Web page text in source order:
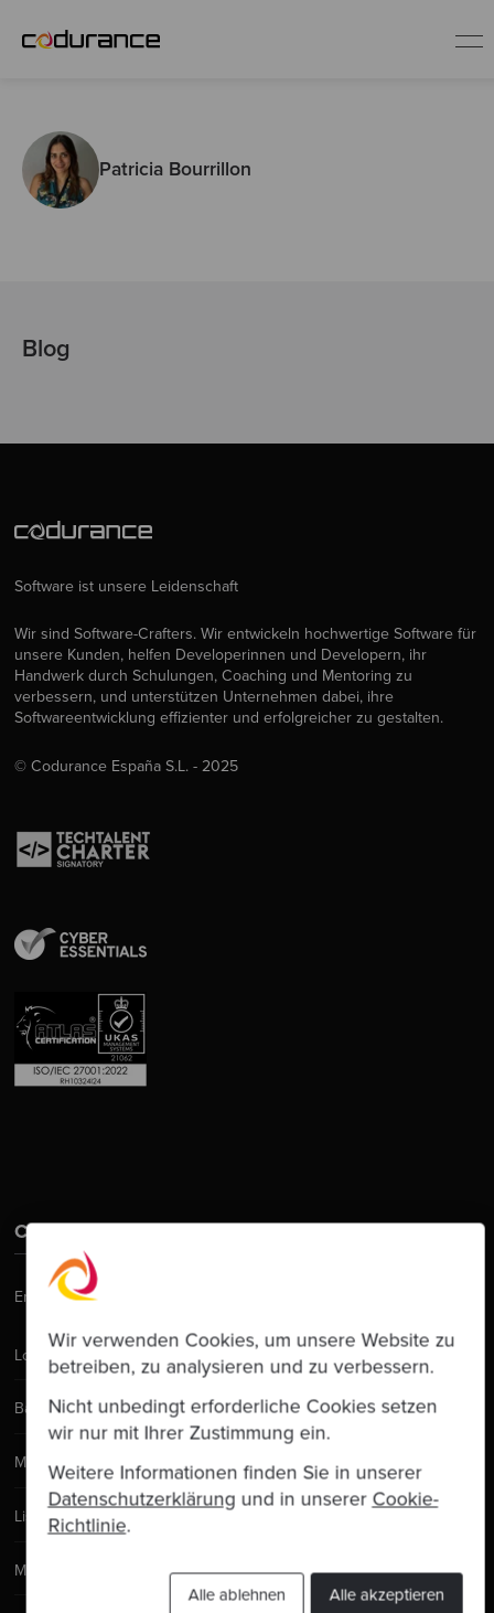
Wir verwenden Cookies, um unsere Website zu
betreiben, zu analysieren und zu verbessern.
Nicht unbedingt erforderliche Cookies setzen
wir nur mit Ihrer Zustimmung ein.
Weitere Informationen finden Sie in unserer
Datenschutzerklärung und in unserer Cookie-
Richtlinie.
Alle akzeptieren
Alle ablehnen
Service-Angebote
Patricia Bourrillon
Blog
Software ist unsere Leidenschaft
Wir sind Software-Crafters. Wir entwickeln hochwertige Software für
unsere Kunden, helfen Developerinnen und Developern, ihr
Handwerk durch Schulungen, Coaching und Mentoring zu
verbessern, und unterstützen Unternehmen dabei, ihre
Softwareentwicklung effizienter und erfolgreicher zu gestalten.
© Codurance España S.L. - 2025
Contact Us
Email: hello@codurance.com
London
Barcelona
Manchester
Lisbon
Madrid